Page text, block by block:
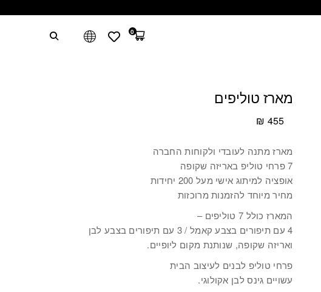
0
מארז טוליפים
₪ 455
מארז מתנה לעובדי ולקוחות החברה
7 פרחי טוליפ באריזה שקופה
אופציה למיתוג אישי מעל 200 יחידות
מחיר מיוחד להזמנות מרוכזות
המארז כולל 7 טוליפים –
4 עם תיפורים בצבע קאמל / 3 עם תיפורים בצבע לבן
ואריזה שקופה, שנותנת מקום ליופיים.
פרחי טוליפ לבנים לעיצוב הבית
עשויים גינס לבן אקולוגי.